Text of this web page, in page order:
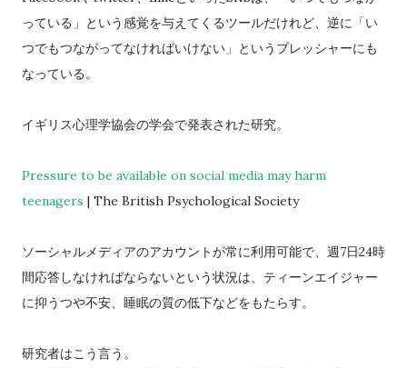
っている」という感覚を与えてくるツールだけれど、逆に「い
つでもつながってなければいけない」というプレッシャーにも
なっている。
イギリス心理学協会の学会で発表された研究。
Pressure to be available on social media may harm
teenagers | The British Psychological Society
ソーシャルメディアのアカウントが常に利用可能で、週7日24時
間応答しなければならないという状況は、ティーンエイジャー
に抑うつや不安、睡眠の質の低下などをもたらす。
研究者はこう言う。